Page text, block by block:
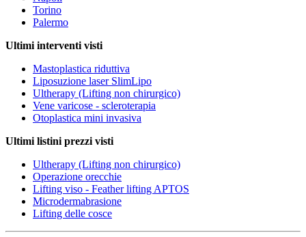
Torino
Palermo
Ultimi interventi visti
Mastoplastica riduttiva
Liposuzione laser SlimLipo
Ultherapy (Lifting non chirurgico)
Vene varicose - scleroterapia
Otoplastica mini invasiva
Ultimi listini prezzi visti
Ultherapy (Lifting non chirurgico)
Operazione orecchie
Lifting viso - Feather lifting APTOS
Microdermabrasione
Lifting delle cosce